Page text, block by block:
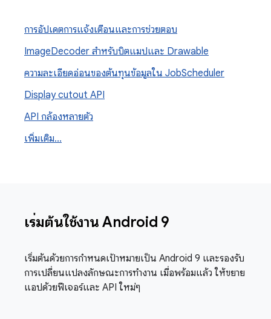
การอัปเดตการแจ้งเตือนและการช่วยตอบ
ImageDecoder สำหรับบิตแมปและ Drawable
ความละเอียดอ่อนของต้นทุนข้อมูลใน JobScheduler
Display cutout API
API กล้องหลายตัว
เพิ่มเติม...
เริ่มต้นใช้งาน Android 9
เริ่มต้นด้วยการกําหนดเป้าหมายเป็น Android 9 และรองรับ
การเปลี่ยนแปลงลักษณะการทํางาน เมื่อพร้อมแล้ว ให้ขยาย
แอปด้วยฟีเจอร์และ API ใหม่ๆ